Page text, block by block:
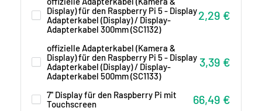
Display) für den Raspberry Pi 5 - Display
Adapterkabel (Display) / Display-
Adapterkabel 300mm (SC1132)
Sonderpreis
2,29 €
offizielle Adapterkabel (Kamera &
Display) für den Raspberry Pi 5 - Display
Adapterkabel (Display) / Display-
Adapterkabel 500mm (SC1133)
Sonderpreis
3,39 €
7'' Display für den Raspberry Pi mit
Touchscreen
Sonderpreis
66,49 €